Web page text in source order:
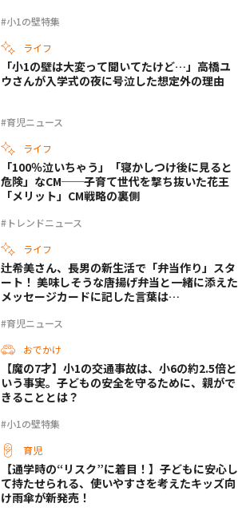
#小1の壁特集
ライフ
#育児ニュース
「小1の壁は大変って聞いてたけど…」高橋ユ
ウさんが入学式の夜に号泣した想定外の理由
ライフ
#トレンドニュース
「100％泣いちゃう」「寝かしつけ後に見ると
危険」なCM──子育て世代を撃ち抜いた花王
「メリット」CM戦略の裏側
ライフ
#育児ニュース
辻希美さん、長男の新生活で「弁当作り」スタ
ート！ 美味しそうな唐揚げ弁当と一緒に添えた
メッセージカードに記した言葉は…
おでかけ
#小1の壁特集
【魔の7才】小1の交通事故は、小6の約2.5倍と
いう事実。子どもの安全を守るために、親がで
きることとは？
育児
【通学時の“リスク”に着目！】子どもに安心し
て持たせられる、使いやすさを考えたキッズ向
け雨傘が新発売！